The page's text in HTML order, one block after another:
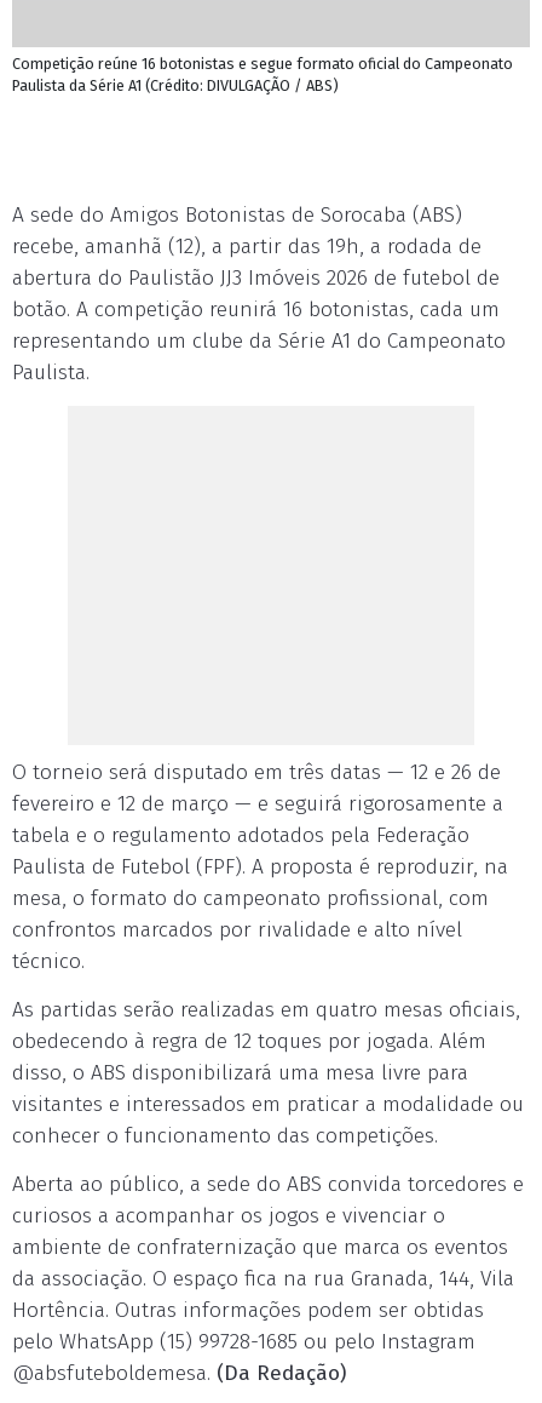
Competição reúne 16 botonistas e segue formato oficial do Campeonato
Paulista da Série A1 (Crédito: DIVULGAÇÃO / ABS)
A sede do Amigos Botonistas de Sorocaba (ABS)
recebe, amanhã (12), a partir das 19h, a rodada de
abertura do Paulistão JJ3 Imóveis 2026 de futebol de
botão. A competição reunirá 16 botonistas, cada um
representando um clube da Série A1 do Campeonato
Paulista.
O torneio será disputado em três datas — 12 e 26 de
fevereiro e 12 de março — e seguirá rigorosamente a
tabela e o regulamento adotados pela Federação
Paulista de Futebol (FPF). A proposta é reproduzir, na
mesa, o formato do campeonato profissional, com
confrontos marcados por rivalidade e alto nível
técnico.
As partidas serão realizadas em quatro mesas oficiais,
obedecendo à regra de 12 toques por jogada. Além
disso, o ABS disponibilizará uma mesa livre para
visitantes e interessados em praticar a modalidade ou
conhecer o funcionamento das competições.
Aberta ao público, a sede do ABS convida torcedores e
curiosos a acompanhar os jogos e vivenciar o
ambiente de confraternização que marca os eventos
da associação. O espaço fica na rua Granada, 144, Vila
Hortência. Outras informações podem ser obtidas
pelo WhatsApp (15) 99728-1685 ou pelo Instagram
@absfuteboldemesa. (Da Redação)